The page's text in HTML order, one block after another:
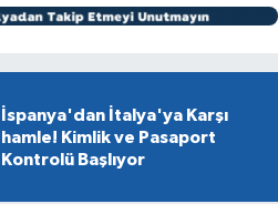
İspanya'dan İtalya'ya Karşı
hamle! Kimlik ve Pasaport
Kontrolü Başlıyor